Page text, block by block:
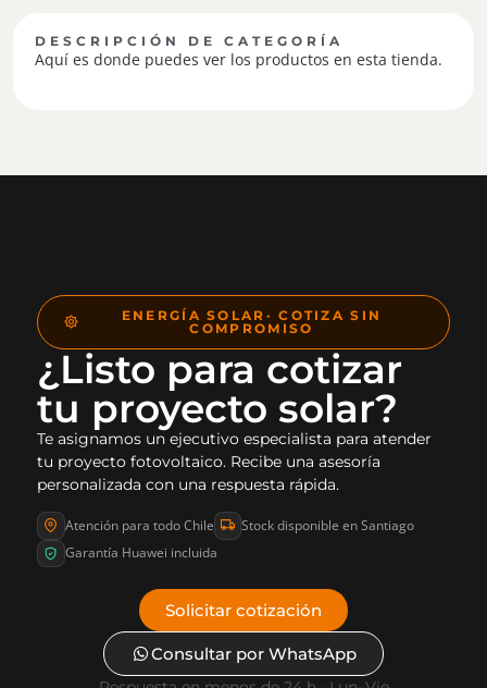
DESCRIPCIÓN DE CATEGORÍA
Aquí es donde puedes ver los productos en esta tienda.
ENERGÍA SOLAR· COTIZA SIN
COMPROMISO
¿Listo para cotizar
tu proyecto solar?
Te asignamos un ejecutivo especialista para atender
tu proyecto fotovoltaico. Recibe una asesoría
personalizada con una respuesta rápida.
Atención para todo Chile
Stock disponible en Santiago
Garantía Huawei incluida
Solicitar cotización
Consultar por WhatsApp